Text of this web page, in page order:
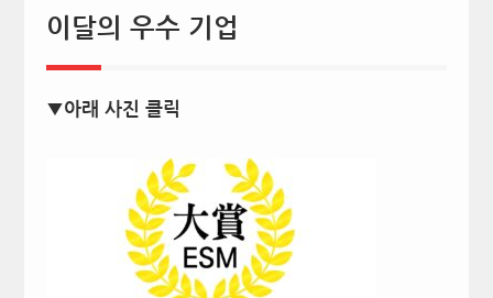
이달의 우수 기업
▼아래 사진 클릭